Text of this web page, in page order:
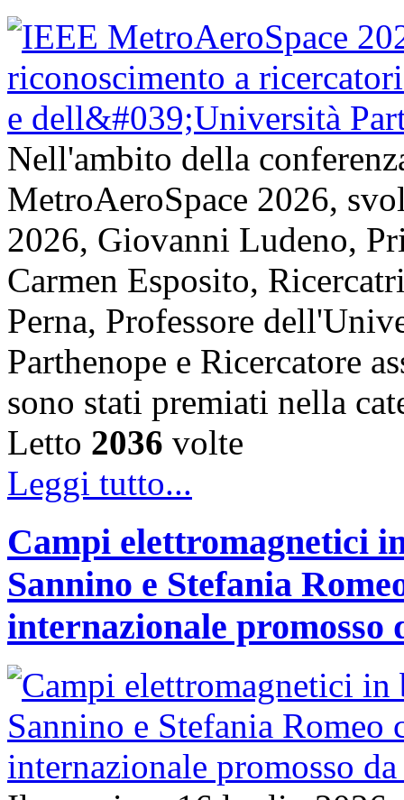
Nell'ambito della
MetroAeroSpace 2026,
2026, Giovanni Ludeno,
Carmen Esposito,
Perna, Professore
Parthenope e Ricercatore
sono stati premiati nella
Letto 2036 volte
Leggi tutto...
Campi elettromagnetici
Sannino e Stefania
internazionale promosso